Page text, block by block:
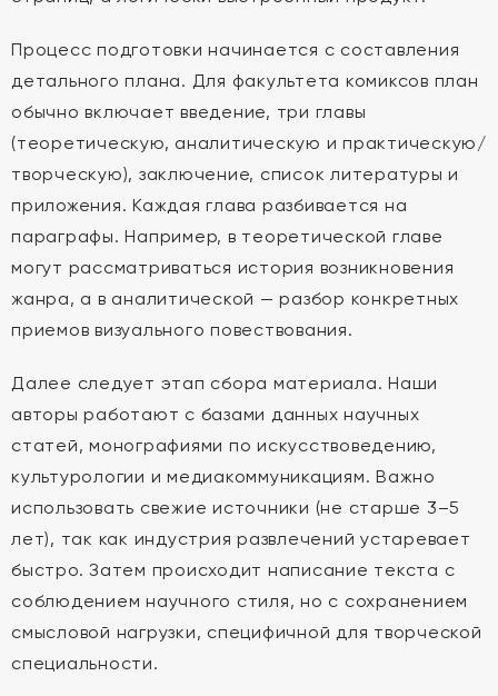
Процесс подготовки начинается с составления
детального плана. Для факультета комиксов план
обычно включает введение, три главы
(теоретическую, аналитическую и практическую/
творческую), заключение, список литературы и
приложения. Каждая глава разбивается на
параграфы. Например, в теоретической главе
могут рассматриваться история возникновения
жанра, а в аналитической — разбор конкретных
приемов визуального повествования.
Далее следует этап сбора материала. Наши
авторы работают с базами данных научных
статей, монографиями по искусствоведению,
культурологии и медиакоммуникациям. Важно
использовать свежие источники (не старше 3–5
лет), так как индустрия развлечений устаревает
быстро. Затем происходит написание текста с
соблюдением научного стиля, но с сохранением
смысловой нагрузки, специфичной для творческой
специальности.